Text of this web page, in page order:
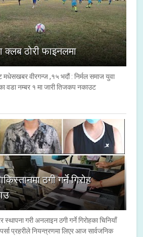
क्लब ठोरी फाइनलमा
मधेसखबर वीरगन्ज ,१५ भदौं : निर्मल समाज युवा
वडा नम्बर १ मा जारी तिजकप नकाउट
ठगी गर्ने गिरोह
गरी अनलाइन ठगी गर्ने गिरोहका चिनियाँ
प्रहरीले नियन्त्रणमा लिएर आज सार्वजनिक